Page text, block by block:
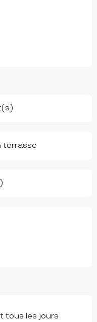
terrasse
tous les jours